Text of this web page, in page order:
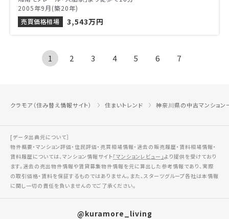
2005年9月(築20年)
売買価格相場
3,543万円
1 2 3 4 5 6 7
クラモア（住み替え情報サイト） 住まいトレンド 神奈川県の中古マンション
[データ出典元について］
物件概要・マンション評価・住民評価・売買相場情報・過去の販売履歴・賃料相場情報・
賃料履歴については、マンション情報サイト「マンションレビュー」より提供を受けており
ます。過去の売出物件情報や賃貸募集物件情報を元に算出した参考情報であり、実際
の取引価格・賃料を保証するものではありません。また、スターツグループ各社は本情報
に関し一切の責任を負いませんのでご了承ください。
@kuramore_living